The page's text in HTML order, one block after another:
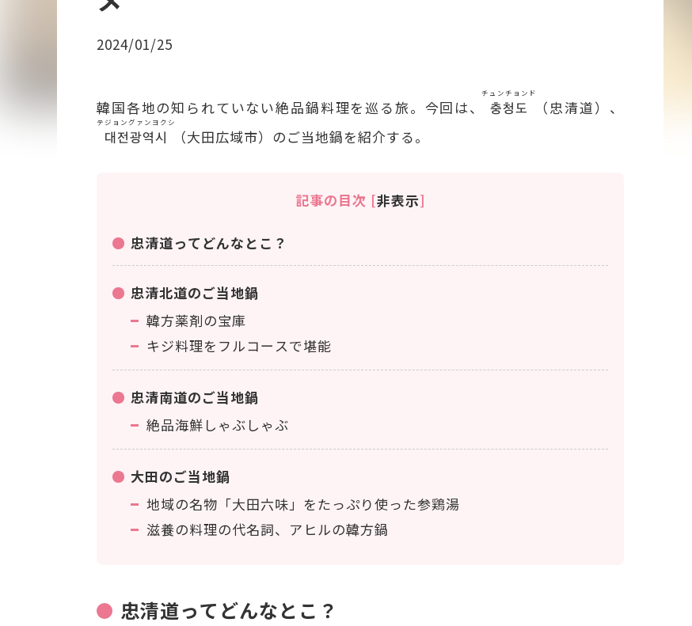
2024/01/25
韓国各地の知られていない絶品鍋料理を巡る旅。今回は、 충청도
チュンチョンド
（忠清道）、
대전광역시
テジョングァンヨクシ
（大田広域市）のご当地鍋を紹介する。
記事の目次 [非表示]
忠清道ってどんなとこ？
忠清北道のご当地鍋
韓方薬剤の宝庫
キジ料理をフルコースで堪能
忠清南道のご当地鍋
絶品海鮮しゃぶしゃぶ
大田のご当地鍋
地域の名物「大田六味」をたっぷり使った参鶏湯
滋養の料理の代名詞、アヒルの韓方鍋
忠清道ってどんなとこ？